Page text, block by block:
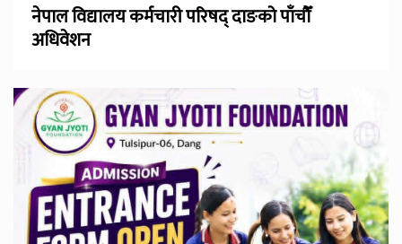
नेपाल विद्यालय कर्मचारी परिषद् दाङको पाँचौँ
अधिवेशन